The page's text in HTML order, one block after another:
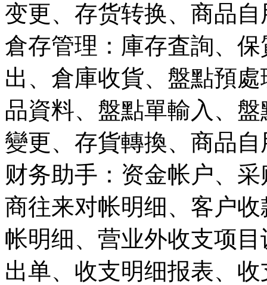
变更、存货转换、商品
倉存管理：庫存査詢、
出、倉庫收貨、盤點預
品資料、盤點單輸入、
變更、存貨轉換、商品
财务助手：资金帐户、
商往来对帐明细、客户
帐明细、营业外收支项
出单、收支明细报表、